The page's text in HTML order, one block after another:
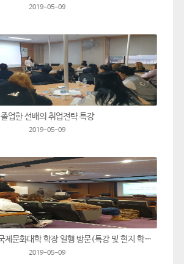
2019-05-09
졸업한 선배의 취업전략 특강
2019-05-09
중국화남사범대학 국제문화대학 학장 일행 방문(특강 및 현지 학습 설명회)
2019-05-09